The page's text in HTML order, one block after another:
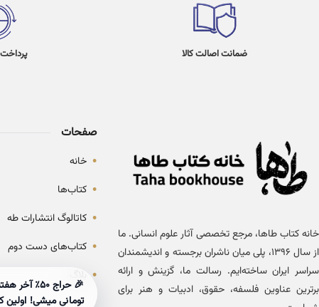
ضمانت اصالت کالا پرداخت در
خانه کتاب طاها، مرجع تخصصی آثار علوم انسانی. ما
از سال ۱۳۹۶، پلی میان ناشران برجسته و اندیشمندان
سراسر ایران ساخته‌ایم. رسالت ما، گزینش و ارائه
برترین عناوین فلسفه، حقوق، ادبیات و هنر برای
صفحات
• خانه
• کتاب‌ها
• کاتالوگ انتشارات طه
• کتاب‌های دست دوم
•
تومانی میشی!